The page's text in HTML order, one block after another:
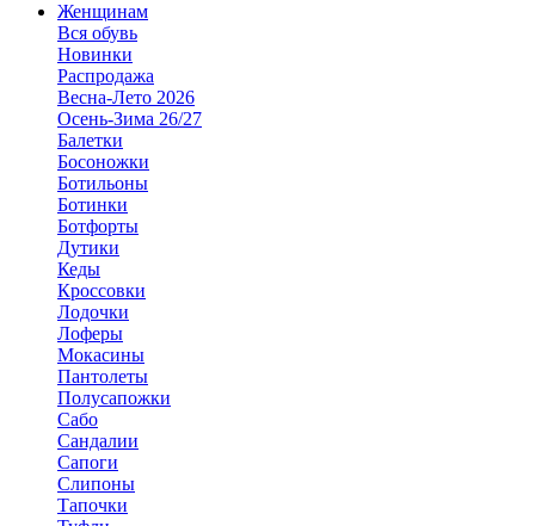
Женщинам
Вся обувь
Новинки
Распродажа
Весна-Лето 2026
Осень-Зима 26/27
Балетки
Босоножки
Ботильоны
Ботинки
Ботфорты
Дутики
Кеды
Кроссовки
Лодочки
Лоферы
Мокасины
Пантолеты
Полусапожки
Сабо
Сандалии
Сапоги
Слипоны
Тапочки